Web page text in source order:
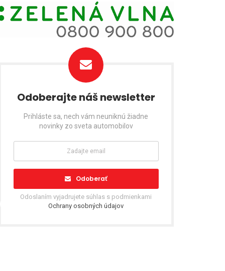
Odoberajte náš newsletter
Prihláste sa, nech vám neuniknú žiadne
novinky zo sveta automobilov
Odoberať
Odoslaním vyjadrujete súhlas s podmienkami
Ochrany osobných údajov